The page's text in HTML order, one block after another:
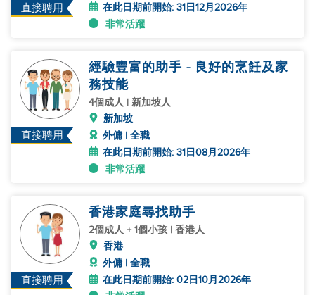
直接聘用
在此日期前開始: 31日12月2026年
非常活躍
直接聘用
經驗豐富的助手 - 良好的烹飪及家
務技能
4個成人 | 新加坡人
新加坡
外傭 | 全職
在此日期前開始: 31日08月2026年
非常活躍
直接聘用
香港家庭尋找助手
2個成人 + 1個小孩 | 香港人
香港
外傭 | 全職
在此日期前開始: 02日10月2026年